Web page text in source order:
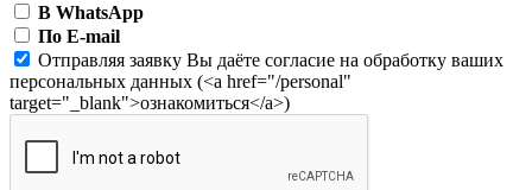
В WhatsApp
По E-mail
Отправляя заявку Вы даёте согласие на обработку ваших
персональных данных (<a href="/personal"
target="_blank">ознакомиться</a>)